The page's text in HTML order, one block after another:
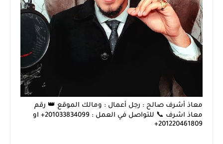
معاذ أشرف صالح : رجل أعمال : ومالك الموقع 👑 رقم
معاذ اشرف 📞 للتواصل في العمل : 201033834099+ او
201220461809+